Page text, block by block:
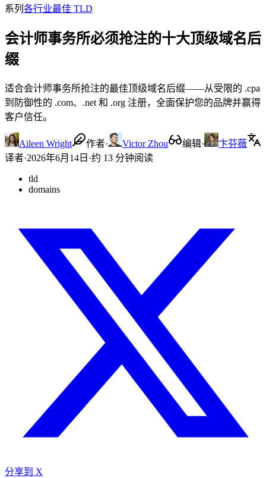
系列 各行业最佳 TLD
会计师事务所必须抢注的十大顶级域名后
缀
适合会计师事务所抢注的最佳顶级域名后缀——从受限的 .cpa
到防御性的 .com、.net 和 .org 注册，全面保护您的品牌并赢得
客户信任。
Aileen Wright 作者· Victor Zhou 编辑·
卞芬薇
译者·2026年6月14日 ·约 13 分钟阅读
tld
domains
分享到 X